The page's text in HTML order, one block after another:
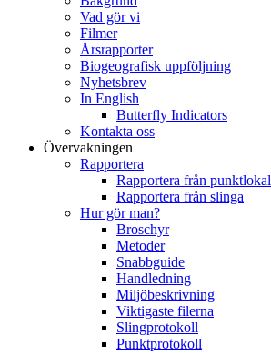
Vad gör vi
Filmer
Årsrapporter
Biogeografisk uppföljning
Nyhetsbrev
In English
Butterfly Indicators
Kontakta oss
Övervakningen
Rapportera
Rapportera från punktlokal
Rapportera från slinga
Hur gör man?
Broschyr
Metoder
Snabbguide
Handledning
Miljöbeskrivning
Viktigaste filerna
Slingprotokoll
Punktprotokoll